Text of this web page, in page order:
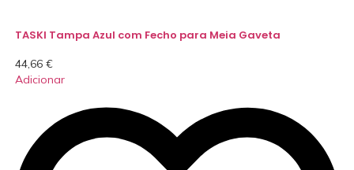
TASKI Tampa Azul com Fecho para Meia Gaveta
44,66 €
Adicionar